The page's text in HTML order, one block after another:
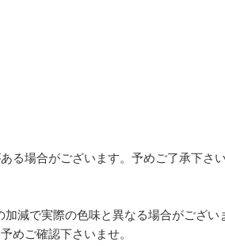
る場合がございます。予めご了承下さい
減で実際の色味と異なる場合がござい
めご確認下さいませ。